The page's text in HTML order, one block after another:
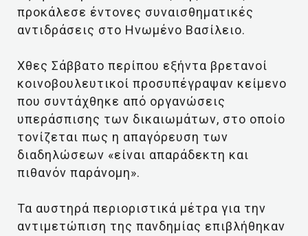
προκάλεσε έντονες συναισθηματικές
αντιδράσεις στο Ηνωμένο Βασίλειο.
Χθες Σάββατο περίπου εξήντα βρετανοί
κοινοβουλευτικοί προσυπέγραψαν κείμενο
που συντάχθηκε από οργανώσεις
υπεράσπισης των δικαιωμάτων, στο οποίο
τονίζεται πως η απαγόρευση των
διαδηλώσεων «είναι απαράδεκτη και
πιθανόν παράνομη».
Τα αυστηρά περιοριστικά μέτρα για την
αντιμετώπιση της πανδημίας επιβλήθηκαν